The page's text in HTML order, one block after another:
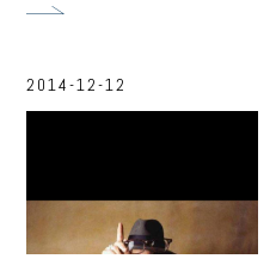
2014-12-12